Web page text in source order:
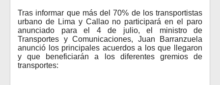
Tras informar que más del 70% de los transportistas
urbano de Lima y Callao no participará en el paro
anunciado para el 4 de julio, el ministro de
Transportes y Comunicaciones, Juan Barranzuela
anunció los principales acuerdos a los que llegaron
y que
beneficiarán a los diferentes gremios de
transportes: